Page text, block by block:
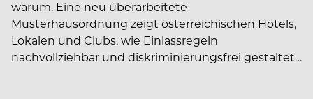
warum. Eine neu überarbeitete
Musterhausordnung zeigt österreichischen Hotels,
Lokalen und Clubs, wie Einlassregeln
nachvollziehbar und diskriminierungsfrei gestaltet…